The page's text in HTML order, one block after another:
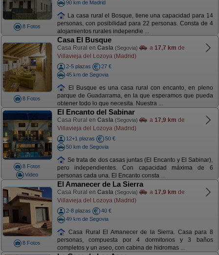
8 Fotos
90 km de Madrid
La casa rural el Bosque, tiene una capacidad para 14
personas, con posibilidad para 22 personas. Consta de 4
alojamientos rurales independie ...
8 Fotos
Casa El Busque
Casa Rural en Casla (Segovia) a 17,7 km de
Villavieja del Lozoya (Madrid)
2-5 plazas
27 €
45 km de Segovia
El Busque es una casa rural con encanto, en pleno
parque de Guadarrama, en la que esperamos que pueda
obtener todo lo que necesita. Nuestra ...
8 Fotos
Video
El Encanto del Sabinar
Casa Rural en Casla (Segovia) a 17,9 km de
Villavieja del Lozoya (Madrid)
12+1 plazas
50 €
50 km de Segovia
Se trata de dos casas juntas (El Encanto y El Sabinar),
pero independientes. Con capacidad máxima de 6
personas cada una. El Encanto consta ...
8 Fotos
El Amanecer de La Sierra
Casa Rural en Casla (Segovia) a 17,9 km de
Villavieja del Lozoya (Madrid)
2-8 plazas
40 €
49 km de Segovia
Casa Rural El Amanecer de la Sierra. Casa para 8
personas, compuesta por 4 dormitorios y 3 baños
completos y un aseo, con cabina de hidromas ...